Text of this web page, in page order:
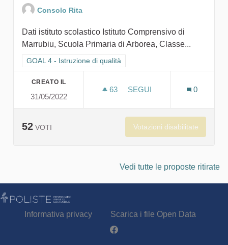
Consolo Rita
Dati istituto scolastico Istituto Comprensivo di
Marrubiu, Scuola Primaria di Arborea, Classe...
Filtra i risultati per categoria: GOAL 4 - Istruzione di qualità
GOAL 4 - Istruzione di qualità
CREATO IL
31/05/2022
63 63 SOSTENITORI
SEGUI
0
52 VOTI Votazioni disabilitate
Vedi tutte le proposte ritirate
Informativa privacy
Scarica i file Open Data
Partecipa - Poliste su Facebook